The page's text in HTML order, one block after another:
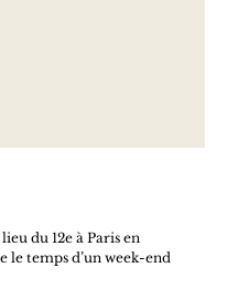
du 12e à Paris en
temps d’un week-end